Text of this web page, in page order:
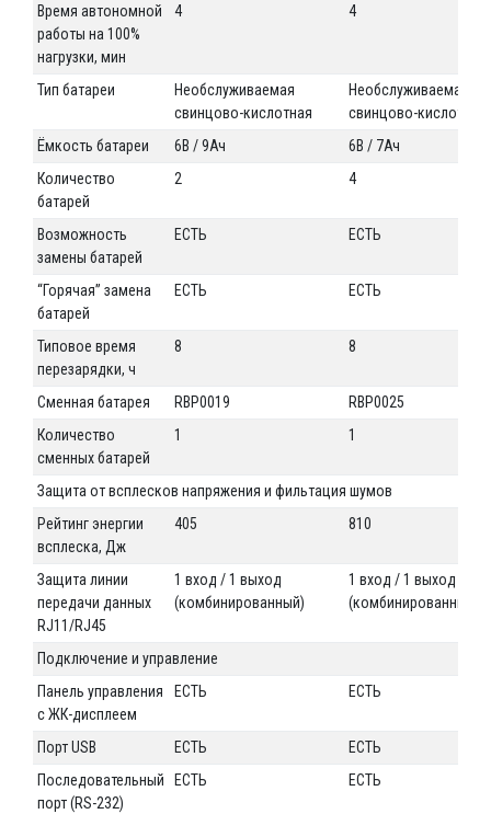
Время автономной
работы на 100%
нагрузки, мин
4 4
Тип батареи
Необслуживаемая
свинцово-кислотная
Необслуживаемая
свинцово-кислотная
Ёмкость батареи
6В / 9Ач
6В / 7Ач
Количество
батарей
2 4
Возможность
замены батарей
ЕСТЬ ЕСТЬ
“Горячая” замена
батарей
ЕСТЬ ЕСТЬ
Типовое время
перезарядки, ч
8 8
Сменная батарея RBP0019
RBP0025
Количество
сменных батарей
1 1
Защита от всплесков напряжения и фильтация шумов
Рейтинг энергии
всплеска, Дж
405 810
Защита линии
передачи данных
RJ11/RJ45
1 вход / 1 выход
(комбинированный)
1 вход / 1 выход
(комбинированный)
Подключение и управление
Панель управления
с ЖК-дисплеем
ЕСТЬ ЕСТЬ
Порт USB ЕСТЬ
ЕСТЬ
Последовательный
порт (RS-232)
ЕСТЬ ЕСТЬ